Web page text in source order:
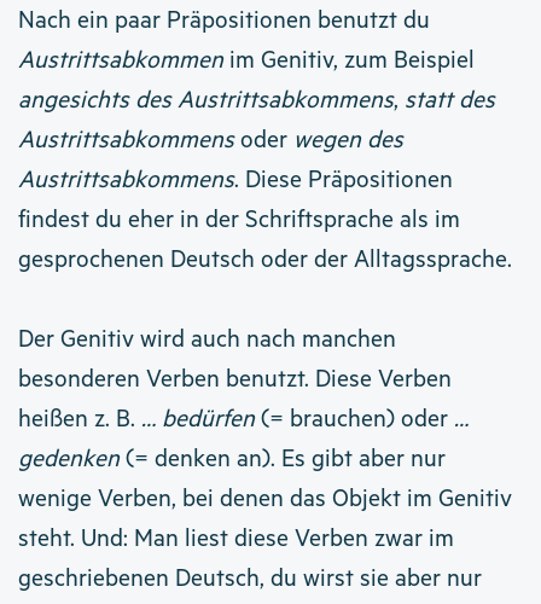
Nach ein paar Präpositionen benutzt du
Austrittsabkommenim Genitiv, zum Beispiel
angesichts des Austrittsabkommens, statt des
Austrittsabkommensoder wegen des
Austrittsabkommens. Diese Präpositionen
findest du eher in der Schriftsprache als im
gesprochenen Deutsch oder der Alltagssprache.
Der Genitiv wird auch nach manchen
besonderen Verben benutzt. Diese Verben
heißen z. B. … bedürfen(= brauchen) oder …
gedenken(= denken an). Es gibt aber nur
wenige Verben, bei denen das Objekt im Genitiv
steht. Und: Man liest diese Verben zwar im
geschriebenen Deutsch, du wirst sie aber nur